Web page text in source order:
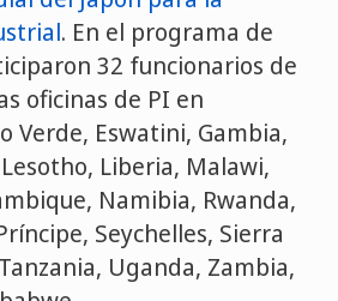
. En el programa de
32 funcionarios de
oficinas de PI en
Verde, Eswatini, Gambia,
Liberia, Malawi,
Namibia, Rwanda,
Seychelles, Sierra
Uganda, Zambia,